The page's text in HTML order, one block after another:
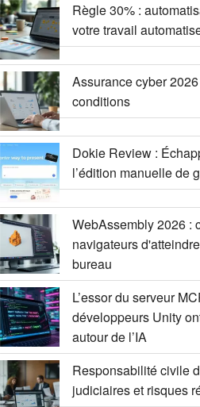
Règle 30% :
votre travail
Assurance cyber
conditions
Dokie Review :
l’édition manuelle de
WebAssembly 2026 :
navigateurs
bureau
L’essor du serveur
développeurs Unity
autour de l’IA
Responsabilité civile
judiciaires et risques